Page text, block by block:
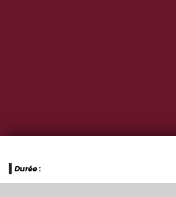
Durée :